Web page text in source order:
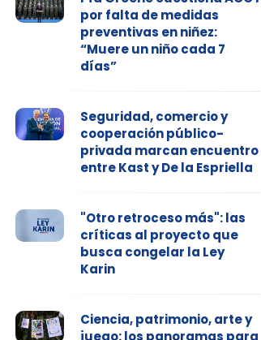
por falta de medidas
preventivas en niñez:
“Muere un niño cada 7
días”
Seguridad, comercio y
cooperación público-
privada marcan encuentro
entre Kast y De la Espriella
"Otro retroceso más": las
críticas al proyecto que
busca congelar la Ley
Karin
Ciencia, patrimonio, arte y